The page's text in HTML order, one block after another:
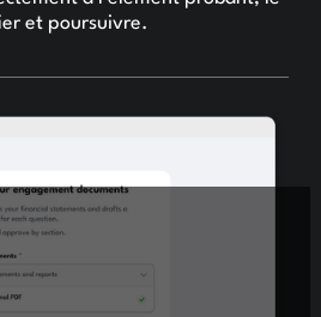
et poursuivre.